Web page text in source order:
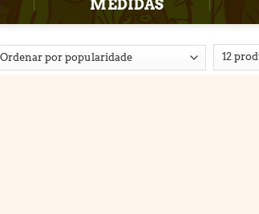
MEDIDAS